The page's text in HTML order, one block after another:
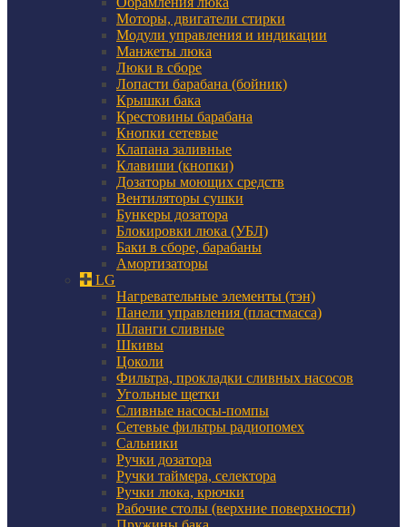
Моторы, двигатели стирки
Модули управления и индикации
Манжеты люка
Люки в сборе
Лопасти барабана (бойник)
Крышки бака
Крестовины барабана
Кнопки сетевые
Клапана заливные
Клавиши (кнопки)
Дозаторы моющих средств
Вентиляторы сушки
Бункеры дозатора
Блокировки люка (УБЛ)
Баки в сборе, барабаны
Амортизаторы
LG
Нагревательные элементы (тэн)
Панели управления (пластмасса)
Шланги сливные
Шкивы
Цоколи
Фильтра, прокладки сливных насосов
Угольные щетки
Сливные насосы-помпы
Сетевые фильтры радиопомех
Сальники
Ручки дозатора
Ручки таймера, селектора
Ручки люка, крючки
Рабочие столы (верхние поверхности)